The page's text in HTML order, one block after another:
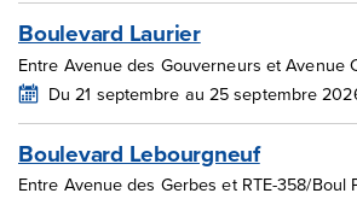
Boulevard Laurier
Entre Avenue des Gouverneurs et Avenue
Du 21 septembre au 25 septembre
Boulevard Lebourgneuf
Entre Avenue des Gerbes et RTE-358/Boul